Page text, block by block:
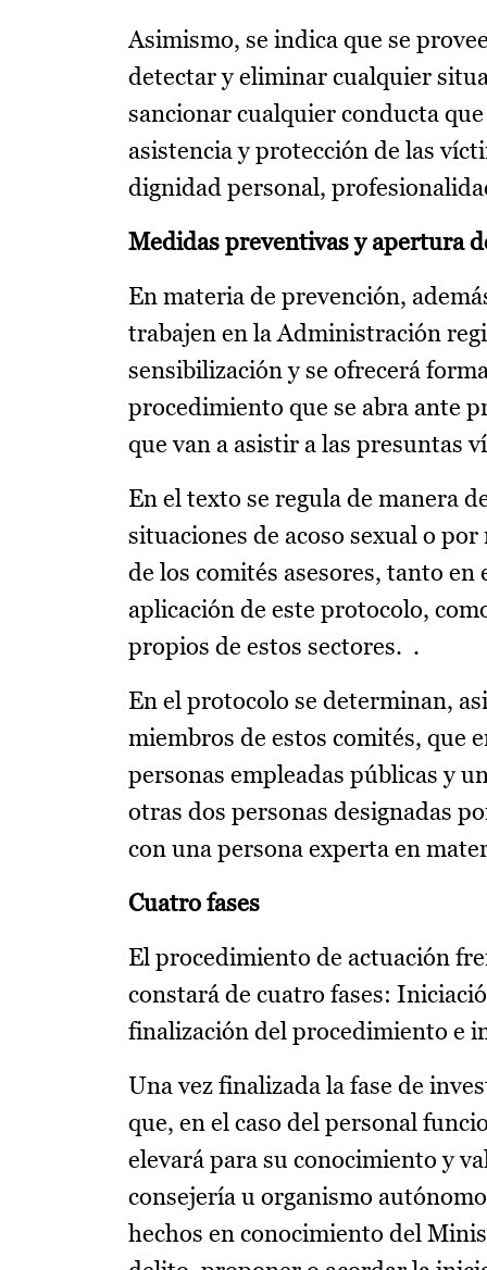
Asimismo, se indica que se
detectar y eliminar cualquier
sancionar cualquier conducta
asistencia y protección de las
dignidad personal,
Medidas preventivas y apertura
En materia de prevención,
trabajen en la Administración
sensibilización y se ofrecerá
procedimiento que se abra ante
que van a asistir a las presuntas
En el texto se regula de manera
situaciones de acoso sexual o
de los comités asesores, tanto
aplicación de este protocolo,
propios de estos sectores. .
En el protocolo se determinan,
miembros de estos comités, que
personas empleadas públicas y
otras dos personas designadas
con una persona experta en
Cuatro fases
El procedimiento de actuación
constará de cuatro fases:
finalización del procedimiento e
Una vez finalizada la fase de
que, en el caso del personal
elevará para su conocimiento y
consejería u organismo
hechos en conocimiento del